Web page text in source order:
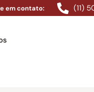
em contato: (11)